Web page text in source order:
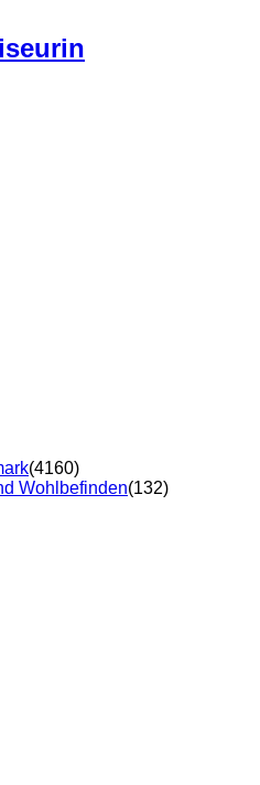
(4160)
Wohlbefinden(132)